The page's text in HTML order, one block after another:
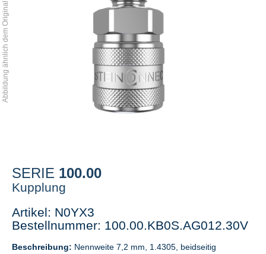
Abbildung ähnlich dem Original
SERIE 100.00
Kupplung
Artikel: N0YX3
Bestellnummer: 100.00.KB0S.AG012.30V
Beschreibung: Nennweite 7,2 mm, 1.4305, beidseitig